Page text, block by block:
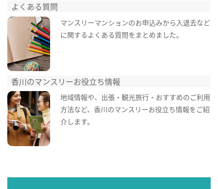
よくある質問
マンスリーマンションのお申込みから入退去など
に関するよくある質問をまとめました。
香川のマンスリーお役立ち情報
地域情報や、出張・観光旅行・おすすめのご利用
方法など、香川のマンスリーお役立ち情報をご紹
介します。